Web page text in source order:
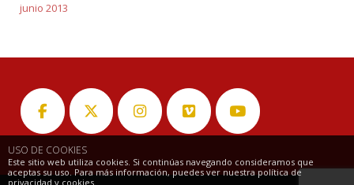
USO DE COOKIES
Este sitio web utiliza cookies. Si continúas navegando consideramos que
aceptas su uso. Para más información, puedes ver nuestra política de
privacidad y cookies.
junio 2013